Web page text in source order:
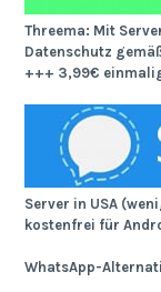
Threema: Mit
Datenschutz
+++ 3,99€
Server in USA
kostenfrei für
WhatsApp-